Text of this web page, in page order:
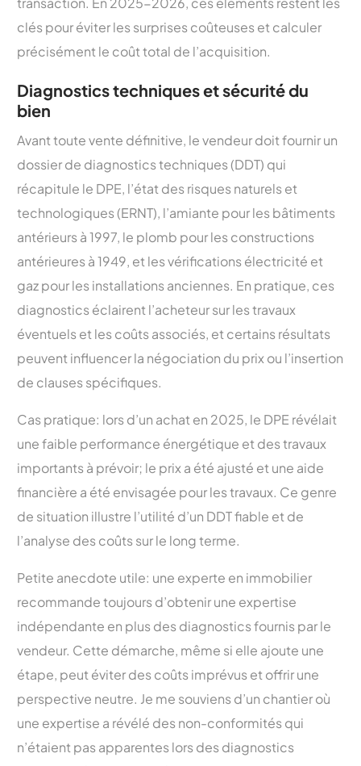
clés pour éviter les surprises coûteuses et calculer
précisément le coût total de l’acquisition.
Diagnostics techniques et sécurité du
bien
Avant toute vente définitive, le vendeur doit fournir un
dossier de diagnostics techniques (DDT) qui
récapitule le DPE, l’état des risques naturels et
technologiques (ERNT), l’amiante pour les bâtiments
antérieurs à 1997, le plomb pour les constructions
antérieures à 1949, et les vérifications électricité et
gaz pour les installations anciennes. En pratique, ces
diagnostics éclairent l’acheteur sur les travaux
éventuels et les coûts associés, et certains résultats
peuvent influencer la négociation du prix ou l’insertion
de clauses spécifiques.
Cas pratique: lors d’un achat en 2025, le DPE révélait
une faible performance énergétique et des travaux
importants à prévoir; le prix a été ajusté et une aide
financière a été envisagée pour les travaux. Ce genre
de situation illustre l’utilité d’un DDT fiable et de
l’analyse des coûts sur le long terme.
Petite anecdote utile: une experte en immobilier
recommande toujours d’obtenir une expertise
indépendante en plus des diagnostics fournis par le
vendeur. Cette démarche, même si elle ajoute une
étape, peut éviter des coûts imprévus et offrir une
perspective neutre. Je me souviens d’un chantier où
une expertise a révélé des non-conformités qui
n’étaient pas apparentes lors des diagnostics